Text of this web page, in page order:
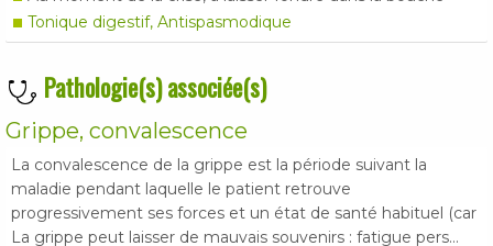
Tonique digestif, Antispasmodique
Pathologie(s) associée(s)
Grippe, convalescence
La convalescence de la grippe est la période suivant la
maladie pendant laquelle le patient retrouve
progressivement ses forces et un état de santé habituel (car
La grippe peut laisser de mauvais souvenirs : fatigue pers...